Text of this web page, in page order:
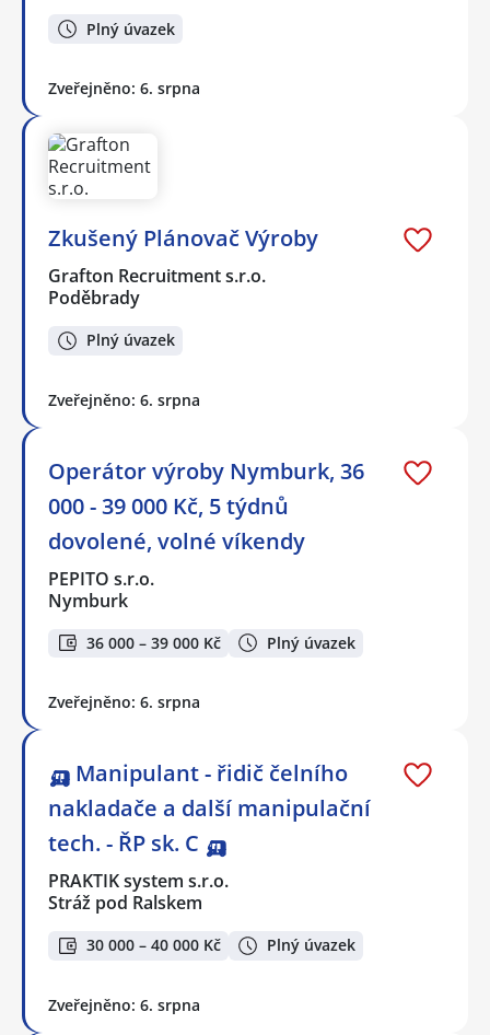
Plný úvazek
Zveřejněno: 6. srpna
Zkušený Plánovač Výroby
Grafton Recruitment s.r.o.
Poděbrady
Plný úvazek
Zveřejněno: 6. srpna
Operátor výroby Nymburk, 36
000 - 39 000 Kč, 5 týdnů
dovolené, volné víkendy
PEPITO s.r.o.
Nymburk
36 000 – 39 000 Kč Plný úvazek
Zveřejněno: 6. srpna
🛺 Manipulant - řidič čelního
nakladače a další manipulační
tech. - ŘP sk. C 🛺
PRAKTIK system s.r.o.
Stráž pod Ralskem
30 000 – 40 000 Kč Plný úvazek
Zveřejněno: 6. srpna